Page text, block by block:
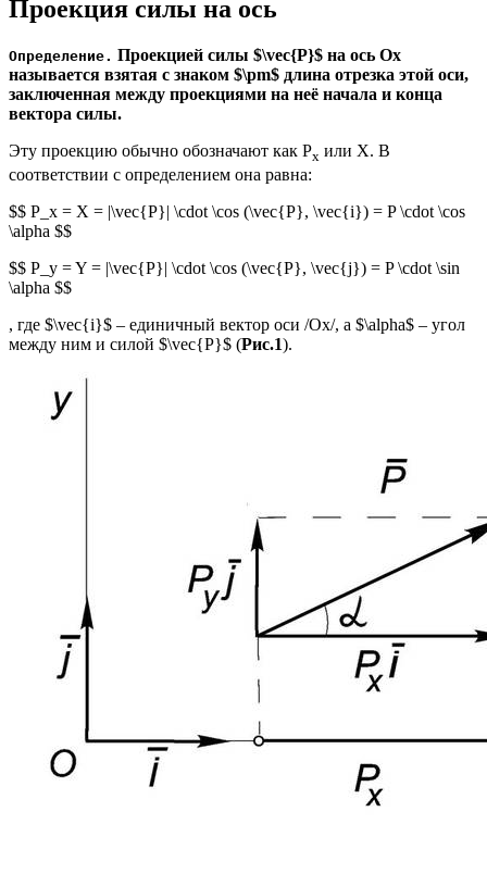
Проекция силы на ось
Определение. Проекцией силы $\vec{Р}$ на ось Ox
называется взятая с знаком $\pm$ длина отрезка этой оси,
заключенная между проекциями на неё начала и конца
вектора силы.
Эту проекцию обычно обозначают как Рx или X. В
соответствии с определением она равна:
$$ P_x = X = |\vec{Р}| \cdot \cos (\vec{Р}, \vec{i}) = P \cdot \cos
\alpha $$
$$ P_y = Y = |\vec{Р}| \cdot \cos (\vec{Р}, \vec{j}) = P \cdot \sin
\alpha $$
, где $\vec{i}$ – единичный вектор оси /Ox/, а $\alpha$ – угол
между ним и силой $\vec{Р}$ (Рис.1).